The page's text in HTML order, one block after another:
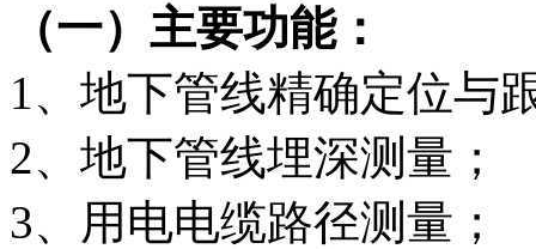
（一）主要功能：
1、地下管线精确定位与
2、地下管线埋深测量；
3、用电电缆路径测量；